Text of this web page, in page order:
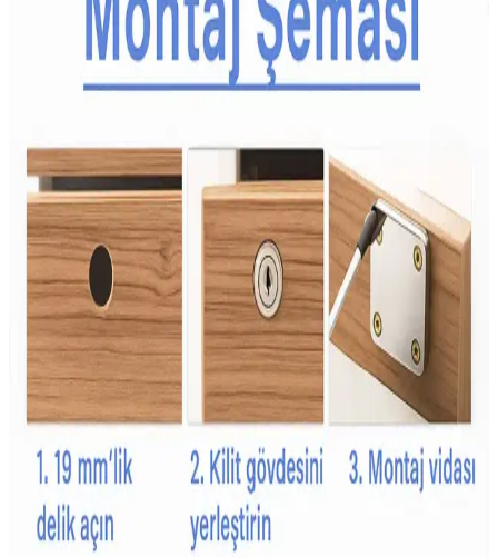
Çocukların spor aktivitelerinde enerji ihtiyacını karşılayan dengeli
atıştırmalık tepsileri; meyve, sebze, protein ve çeşitli lezzetlerle
sağlıklı beslenmeyi destekler. Yaşa göre özelleştirilen seçenekler
ve Ekonomik Gıda Seçenekleri
Artan gıda fiyatları ailelerin beslenme düzenini zorlaştırıyor.
Donmuş sebzeler, kuru baklagiller ve planlı alışverişle sağlıklı,
ekonomik beslenme mümkün hale geliyor. Bu yöntemler gıda
israfını azaltır ve besin çeşitliliğini destekler.
İkea Aktivite Önlüğü: Çocuklar İçin Güvenli ve
Konforlu Kullanım Seçenekleri
İkea'nın aktivite önlükleri, su geçirmez, kolay temizlenebilir ve
hareket özgürlüğü sağlayan tasarımlarıyla çocukların aktivitelerini
güvenli ve konforlu hale getirir.
Babyjem Çocuk Yağmurlukları: Güvenli, Konforlu
ve Dayanıklı Yağmurluk Seçenekleri
Babyjem yağmurlukları, su ve rüzgar geçirmez özellikleriyle
çocukların hareket özgürlüğünü kısıtlamadan olumsuz hava